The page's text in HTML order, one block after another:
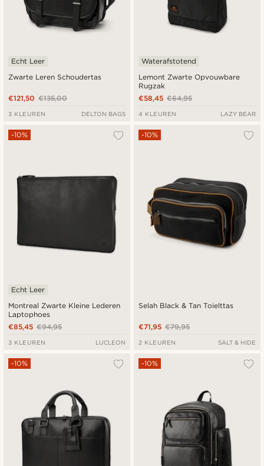
Zwarte Leren Schoudertas
Echt Leer
€135,00
€121,50
3 KLEUREN DELTON BAGS
Lemont Zwarte Opvouwbare
Rugzak
Waterafstotend
€64,95
€58,45
4 KLEUREN LAZY BEAR
Montreal Zwarte Kleine Lederen
Laptophoes
-10%
Echt Leer
€94,95
€85,45
3 KLEUREN LUCLEON
Selah Black & Tan Toielttas
-10%
€79,95
€71,95
2 KLEUREN SALT & HIDE
-10% -10%